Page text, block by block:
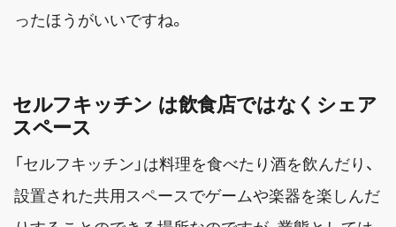
ったほうがいいですね。
セルフキッチン は飲食店ではなくシェア
スペース
「セルフキッチン」は料理を食べたり酒を飲んだり、
設置された共用スペースでゲームや楽器を楽しんだ